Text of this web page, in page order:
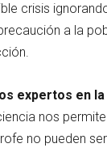
crisis
a la
expertos en
nos
no pueden